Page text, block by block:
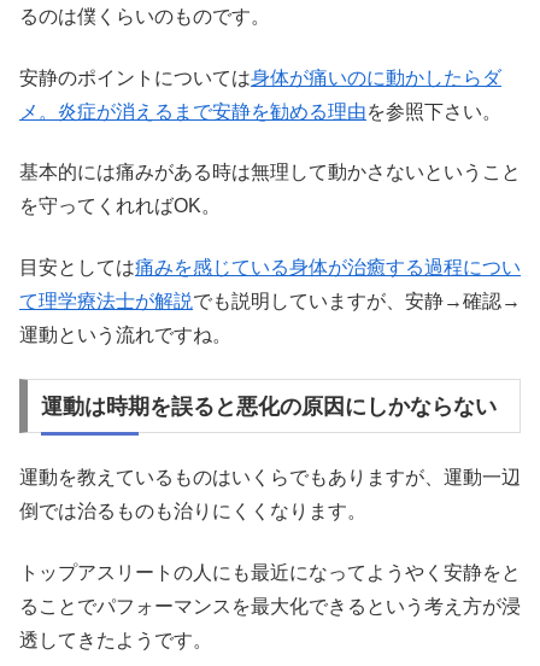
るのは僕くらいのものです。
安静のポイントについては身体が痛いのに動かしたらダ
メ。炎症が消えるまで安静を勧める理由を参照下さい。
基本的には痛みがある時は無理して動かさないということ
を守ってくれればOK。
目安としては痛みを感じている身体が治癒する過程につい
て理学療法士が解説でも説明していますが、安静→確認→
運動という流れですね。
運動は時期を誤ると悪化の原因にしかならない
運動を教えているものはいくらでもありますが、運動一辺
倒では治るものも治りにくくなります。
トップアスリートの人にも最近になってようやく安静をと
ることでパフォーマンスを最大化できるという考え方が浸
透してきたようです。